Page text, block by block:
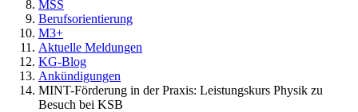
MSS
Berufsorientierung
M3+
Aktuelle Meldungen
KG-Blog
Ankündigungen
MINT-Förderung in der Praxis: Leistungskurs Physik zu
Besuch bei KSB